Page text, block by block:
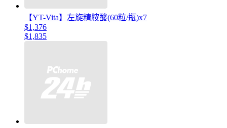
【YT-Vita】左旋精胺酸(60粒/瓶)x7
$1,376
$1,835